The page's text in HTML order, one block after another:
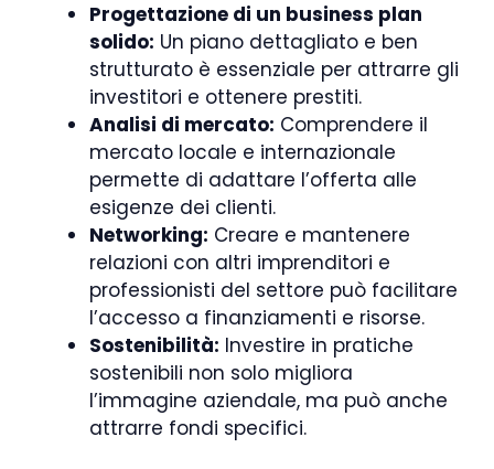
Progettazione di un business plan
solido: Un piano dettagliato e ben
strutturato è essenziale per attrarre gli
investitori e ottenere prestiti.
Analisi di mercato: Comprendere il
mercato locale e internazionale
permette di adattare l’offerta alle
esigenze dei clienti.
Networking: Creare e mantenere
relazioni con altri imprenditori e
professionisti del settore può facilitare
l’accesso a finanziamenti e risorse.
Sostenibilità: Investire in pratiche
sostenibili non solo migliora
l’immagine aziendale, ma può anche
attrarre fondi specifici.